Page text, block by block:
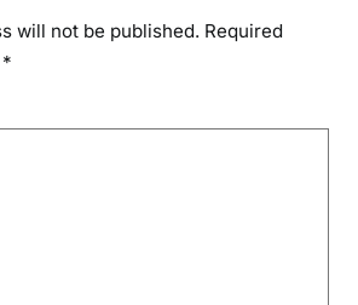
will not be published. Required
*